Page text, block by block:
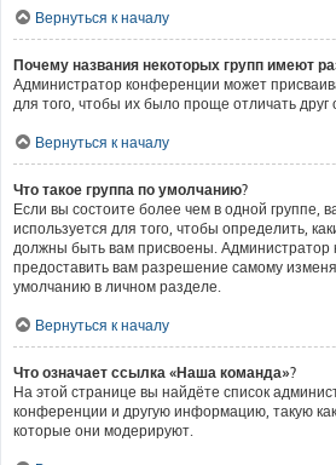
Вернуться к началу
Почему названия некоторых групп имеют
Администратор конференции может
для того, чтобы их было проще отличать друг
Вернуться к началу
Что такое группа по умолчанию?
Если вы состоите более чем в одной группе,
используется для того, чтобы определить,
должны быть вам присвоены.
предоставить вам разрешение самому
умолчанию в личном разделе.
Вернуться к началу
Что означает ссылка «Наша команда»?
На этой странице вы найдёте список
конференции и другую информацию, такую
которые они модерируют.